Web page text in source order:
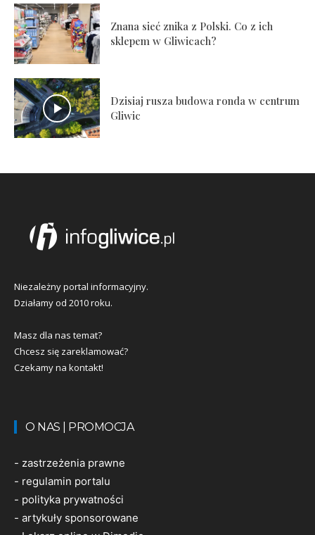
Znana sieć znika z Polski. Co z ich
sklepem w Gliwicach?
Dzisiaj rusza budowa ronda w centrum
Gliwic
Niezależny portal informacyjny.
Działamy od 2010 roku.
Masz dla nas temat?
Chcesz się zareklamować?
Czekamy na kontakt!
O NAS | PROMOCJA
- zastrzeżenia prawne
- regulamin portalu
- polityka prywatności
- artykuły sponsorowane